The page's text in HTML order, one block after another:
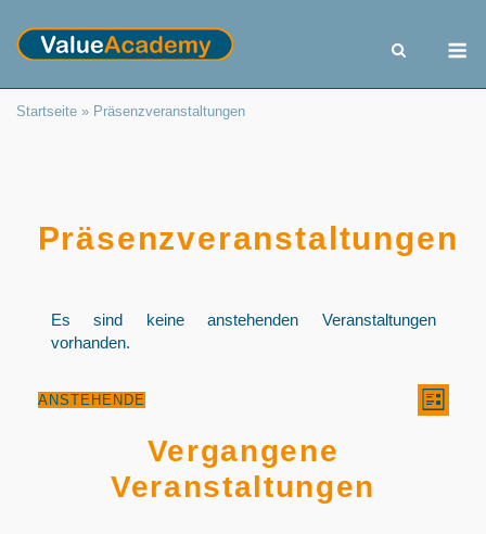
content
Startseite » Präsenzveranstaltungen
Präsenzveranstaltungen
Es sind keine anstehenden Veranstaltungen
vorhanden.
LISTE
ANSTEHENDE
Vergangene
Veranstaltungen